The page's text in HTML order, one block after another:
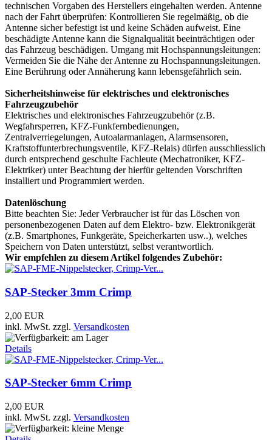
technischen Vorgaben des Herstellers eingehalten werden. Antenne
nach der Fahrt überprüfen: Kontrollieren Sie regelmäßig, ob die
Antenne sicher befestigt ist und keine Schäden aufweist. Eine
beschädigte Antenne kann die Signalqualität beeinträchtigen oder
das Fahrzeug beschädigen. Umgang mit Hochspannungsleitungen:
Vermeiden Sie die Nähe der Antenne zu Hochspannungsleitungen.
Eine Berührung oder Annäherung kann lebensgefährlich sein.
Sicherheitshinweise für elektrisches und elektronisches
Fahrzeugzubehör
Elektrisches und elektronisches Fahrzeugzubehör (z.B.
Wegfahrsperren, KFZ-Funkfernbedienungen,
Zentralverriegelungen, Autoalarmanlagen, Alarmsensoren,
Kraftstoffunterbrechungsventile, KFZ-Relais) dürfen ausschliesslich
durch entsprechend geschulte Fachleute (Mechatroniker, KFZ-
Elektriker) unter Beachtung der hierfür geltenden Vorschriften
installiert und Programmiert werden.
Datenlöschung
Bitte beachten Sie: Jeder Verbraucher ist für das Löschen von
personenbezogenen Daten auf dem Elektro- bzw. Elektronikgerät
(z.B. Smartphones, Funkgeräte, Speicherkarten usw..), welches
Speichern von Daten unterstützt, selbst verantwortlich.
Wir empfehlen zu diesem Artikel folgendes Zubehör:
SAP-Stecker 3mm Crimp
2,00 EUR
inkl. MwSt. zzgl. Versandkosten
Details
SAP-Stecker 6mm Crimp
2,00 EUR
inkl. MwSt. zzgl. Versandkosten